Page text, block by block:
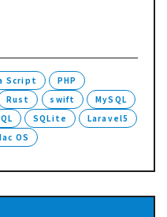
Script
PHP
Rust swift
MySQL
SQLite
Laravel5
OS